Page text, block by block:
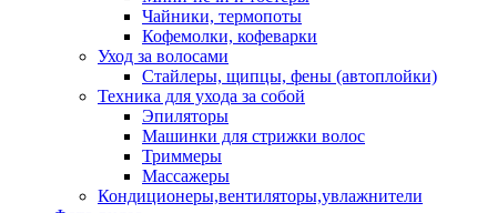
Чайники, термопоты
Кофемолки, кофеварки
Уход за волосами
Стайлеры, щипцы, фены (автоплойки)
Техника для ухода за собой
Эпиляторы
Машинки для стрижки волос
Триммеры
Массажеры
Кондиционеры,вентиляторы,увлажнители